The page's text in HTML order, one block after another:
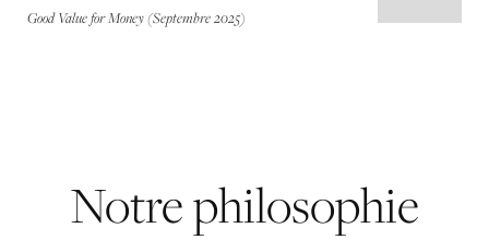
Good Value for Money (Septembre 2025)
Notrephilosophie